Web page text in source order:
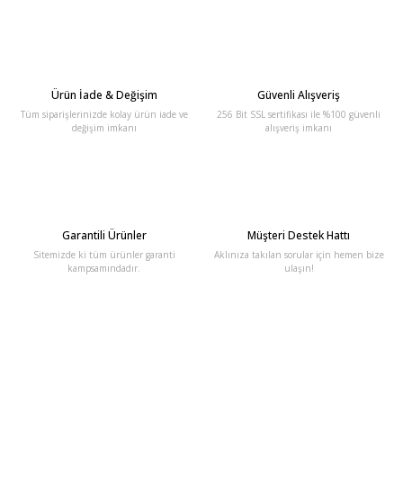
Ürün İade & Değişim
Tüm siparişlerinizde kolay ürün iade ve
değişim imkanı
Güvenli Alışveriş
256 Bit SSL sertifikası ile %100 güvenli
alışveriş imkanı
Garantili Ürünler
Sitemizde ki tüm ürünler garanti
kampsamındadır.
Müşteri Destek Hattı
Aklınıza takılan sorular için hemen bize
ulaşın!